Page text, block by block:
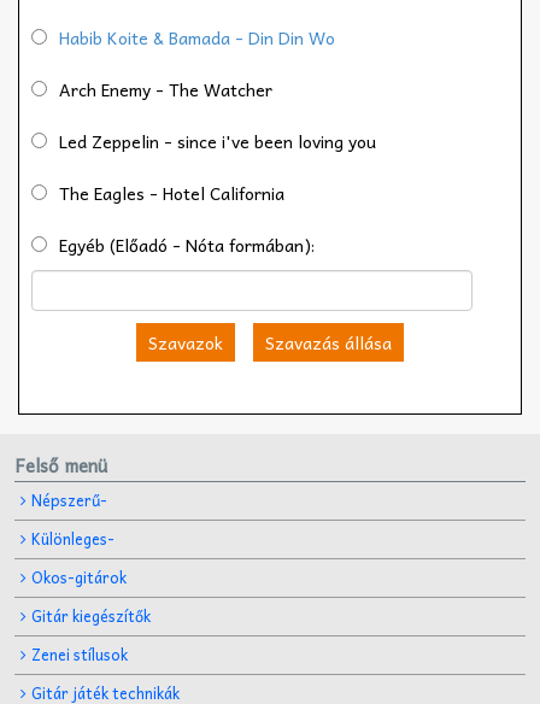
Habib Koite & Bamada - Din Din Wo
Arch Enemy - The Watcher
Led Zeppelin - since i've been loving you
The Eagles - Hotel California
Egyéb (Előadó - Nóta formában):
Szavazok Szavazás állása
Felső menü
Népszerű-
Különleges-
Okos-gitárok
Gitár kiegészítők
Zenei stílusok
Gitár játék technikák